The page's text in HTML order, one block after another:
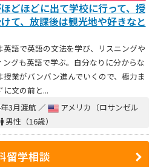
どほどに出て学校に行って、授
て、放課後は観光地や好きなと
英語で英語の文法を学び、リスニングや
ングも英語で学ぶ。自分なりに分からな
授業がバンバン進んでいくので、極力ま
に文の前と...
3月渡航 ／
アメリカ（ロサンゼル
男性（16歳）
留学相談